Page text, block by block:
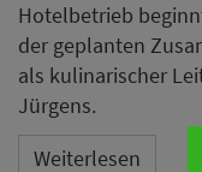
Hotelbetrieb
der geplanten
als kulinarischer
Jürgens.
Weiterlesen